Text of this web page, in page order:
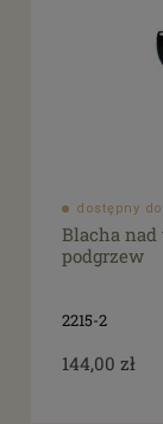
dostępny
Blacha nad
podgrzew
2215-2
144,00 zł